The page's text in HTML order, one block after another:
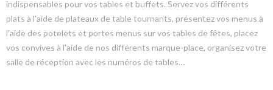
indispensables pour vos tables et buffets. Servez vos différents
plats à l'aide de plateaux de table tournants, présentez vos menus à
l'aide des potelets et portes menus sur vos tables de fêtes, placez
vos convives à l'aide de nos différents marque-place, organisez votre
salle de réception avec les numéros de tables…